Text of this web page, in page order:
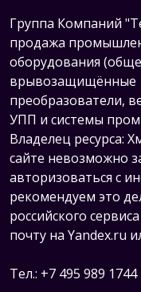
Группа Компаний
продажа
оборудования
врывозащищённые
преобразователи,
УПП и системы
Владелец ресурса:
сайте невозможно
авторизоваться с
рекомендуем это
российского
почту на Yandex.ru
Тел.: +7 495 989 1744